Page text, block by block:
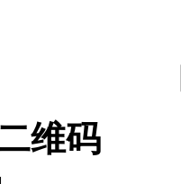
维码